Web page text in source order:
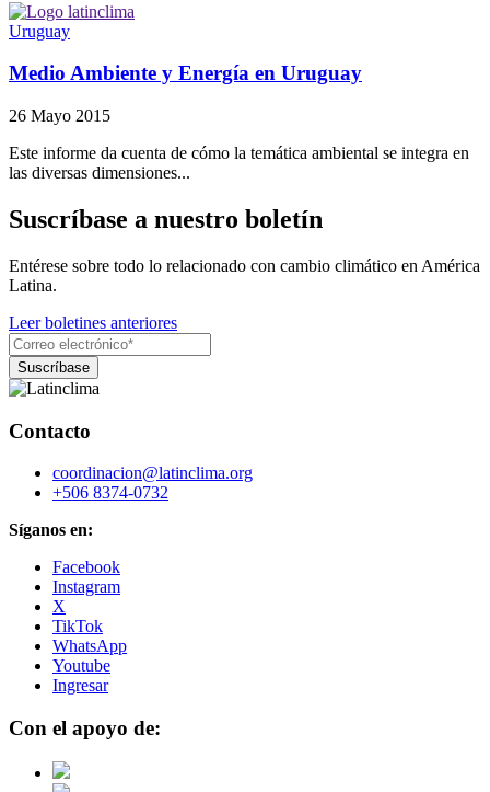
Uruguay
Medio Ambiente y Energía en Uruguay
26 Mayo 2015
Este informe da cuenta de cómo la temática ambiental se integra en
las diversas dimensiones...
Suscríbase a nuestro boletín
Entérese sobre todo lo relacionado con cambio climático en América
Latina.
Leer boletines anteriores
Contacto
coordinacion@latinclima.org
+506 8374-0732
Síganos en:
Facebook
Instagram
X
TikTok
WhatsApp
Youtube
Ingresar
Con el apoyo de: